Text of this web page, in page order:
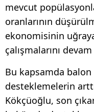
mevcut
oranlarının
ekonomisinin
çalışmalarını
Bu kapsamda balon
desteklemelerin
Kökçüoğlu, son